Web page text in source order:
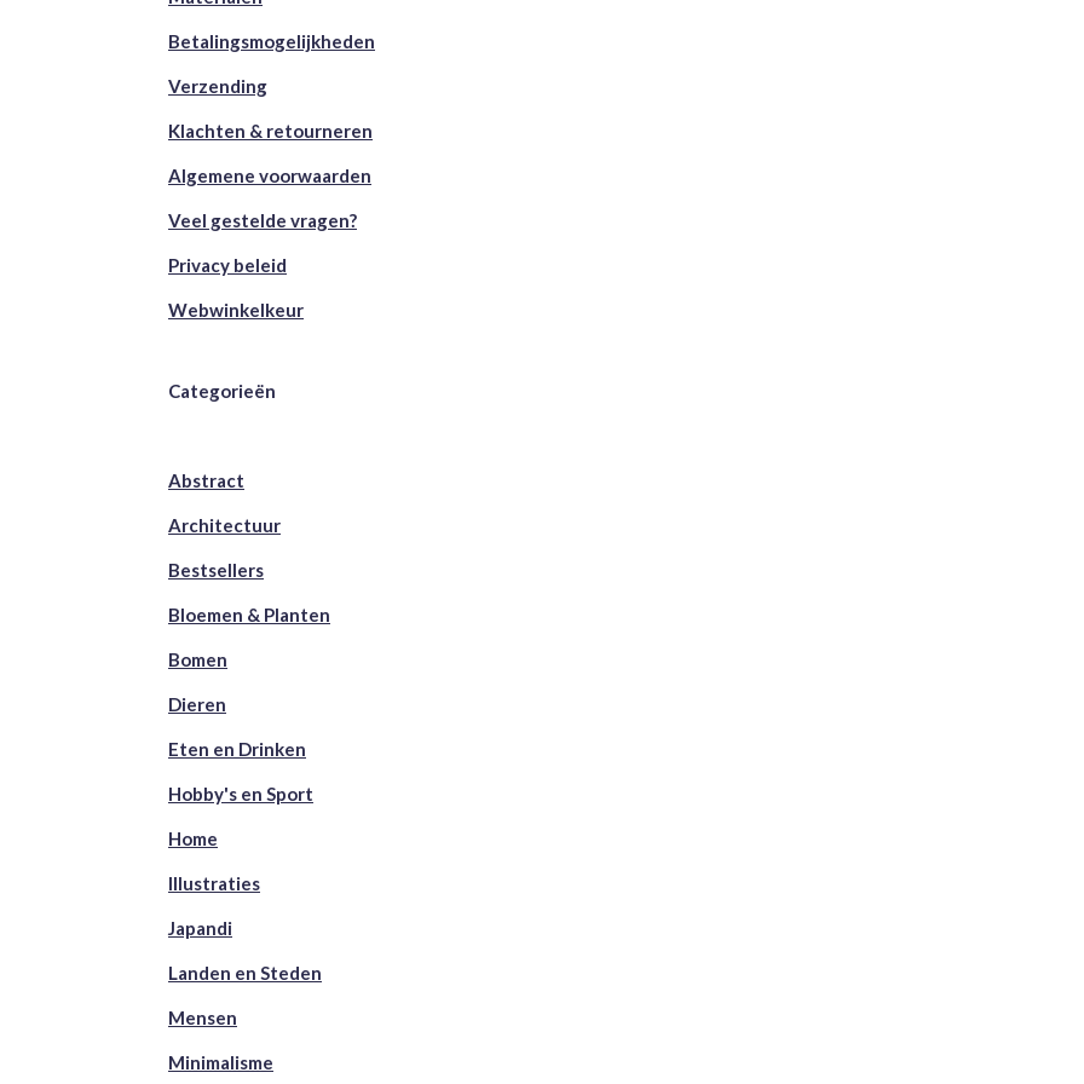
Betalingsmogelijkheden
Verzending
Klachten & retourneren
Algemene voorwaarden
Veel gestelde vragen?
Privacy beleid
Webwinkelkeur
Categorieën
Abstract
Architectuur
Bestsellers
Bloemen & Planten
Bomen
Dieren
Eten en Drinken
Hobby's en Sport
Home
Illustraties
Japandi
Landen en Steden
Mensen
Minimalisme